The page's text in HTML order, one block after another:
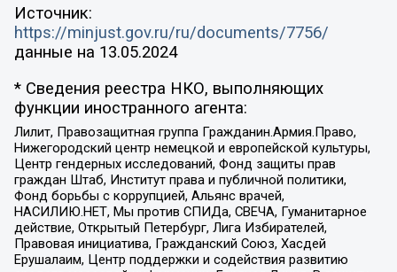
Источник:
https://minjust.gov.ru/ru/documents/7756/
данные на 13.05.2024
* Сведения реестра НКО, выполняющих
функции иностранного агента:
Лилит, Правозащитная группа Гражданин.Армия.Право,
Нижегородский центр немецкой и европейской культуры,
Центр гендерных исследований, Фонд защиты прав
граждан Штаб, Институт права и публичной политики,
Фонд борьбы с коррупцией, Альянс врачей,
НАСИЛИЮ.НЕТ, Мы против СПИДа, СВЕЧА, Гуманитарное
действие, Открытый Петербург, Лига Избирателей,
Правовая инициатива, Гражданский Союз, Хасдей
Ерушалаим, Центр поддержки и содействия развитию